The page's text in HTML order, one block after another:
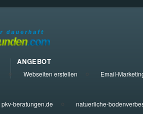
ANGEBOT
Webseiten erstellen Email-
pkv-beratungen.de
natuerliche-